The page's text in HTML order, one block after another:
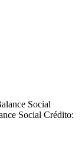
Social Crédito: